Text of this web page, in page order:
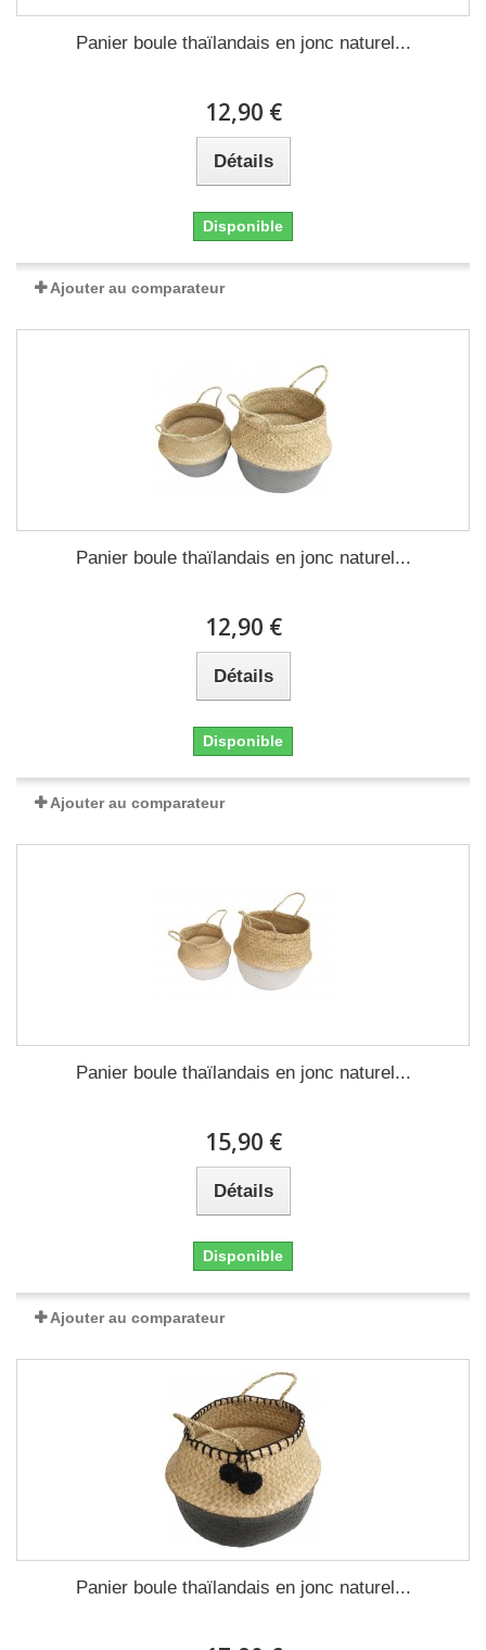
Panier boule thaïlandais en jonc naturel...
12,90 €
Détails
Disponible
Ajouter au comparateur
Panier boule thaïlandais en jonc naturel...
12,90 €
Détails
Disponible
Ajouter au comparateur
Panier boule thaïlandais en jonc naturel...
15,90 €
Détails
Disponible
Ajouter au comparateur
Panier boule thaïlandais en jonc naturel...